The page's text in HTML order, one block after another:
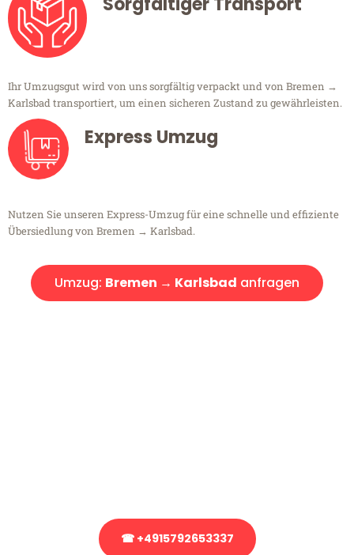
Ihr Umzugsgut wird von uns sorgfältig verpackt und von Bremen →
Karlsbad transportiert, um einen sicheren Zustand zu gewährleisten.
Express Umzug
Nutzen Sie unseren Express-Umzug für eine schnelle und effiziente
Übersiedlung von Bremen → Karlsbad.
Umzug: Bremen → Karlsbad anfragen
☎ +4915792653337